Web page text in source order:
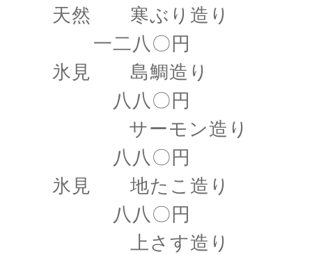
天然 寒ぶり造り
一二八〇円
氷見 島鯛造り
八八〇円
サーモン造り
八八〇円
氷見 地たこ造り
八八〇円
上さす造り